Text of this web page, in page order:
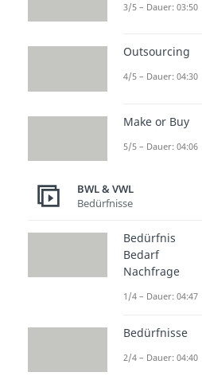
Deruntere Teil
Fundament, ist
Menschen.
körperlichen
solches
kann der
Rest
nicht darauf
dem Fall sind
Bedürfnisse
Bedeutung.
körperlichen
sein.
Sind zum
3/5 – Dauer: 03:50
Outsourcing
4/5 – Dauer: 04:30
Make or Buy
5/5 – Dauer: 04:06
BWL & VWL
Bedürfnisse
Bedürfnis
Bedarf
Nachfrage
1/4 – Dauer: 04:47
Bedürfnisse
2/4 – Dauer: 04:40